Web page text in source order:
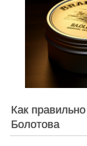
Как
Болотова